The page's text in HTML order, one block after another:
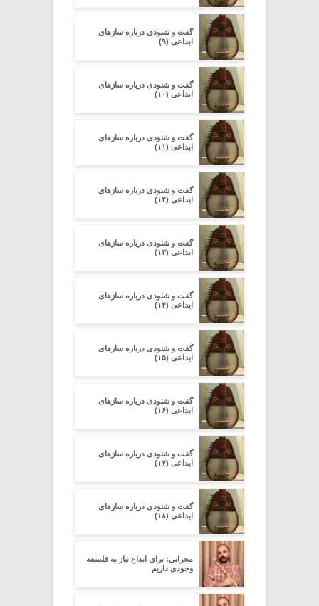
گفت و شنودی درباره سازهای
ابداعی (۹)
گفت و شنودی درباره سازهای
ابداعی (۱۰)
گفت و شنودی درباره سازهای
ابداعی (۱۱)
گفت و شنودی درباره سازهای
ابداعی (۱۲)
گفت و شنودی درباره سازهای
ابداعی (۱۳)
گفت و شنودی درباره سازهای
ابداعی (۱۴)
گفت و شنودی درباره سازهای
ابداعی (۱۵)
گفت و شنودی درباره سازهای
ابداعی (۱۶)
گفت و شنودی درباره سازهای
ابداعی (۱۷)
گفت و شنودی درباره سازهای
ابداعی (۱۸)
محرابی: برای ابداع نیاز به فلسفه
وجودی داریم